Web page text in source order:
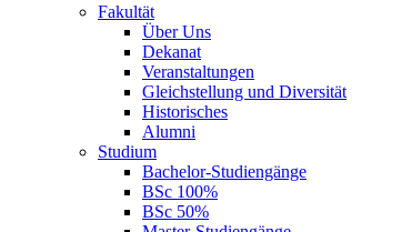
Fakultät
Über Uns
Dekanat
Veranstaltungen
Gleichstellung und Diversität
Historisches
Alumni
Studium
Bachelor-Studiengänge
BSc 100%
BSc 50%